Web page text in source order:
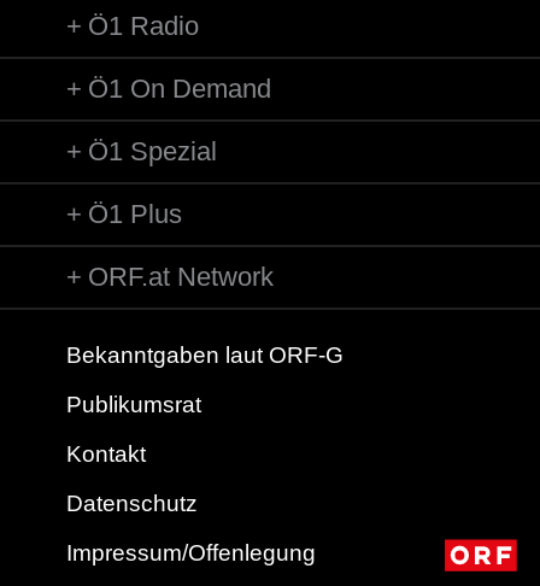
Ö1 Radio
Ö1 On Demand
Ö1 Spezial
Ö1 Plus
ORF.at Network
Bekanntgaben laut ORF-G
Publikumsrat
Kontakt
Datenschutz
Impressum/Offenlegung